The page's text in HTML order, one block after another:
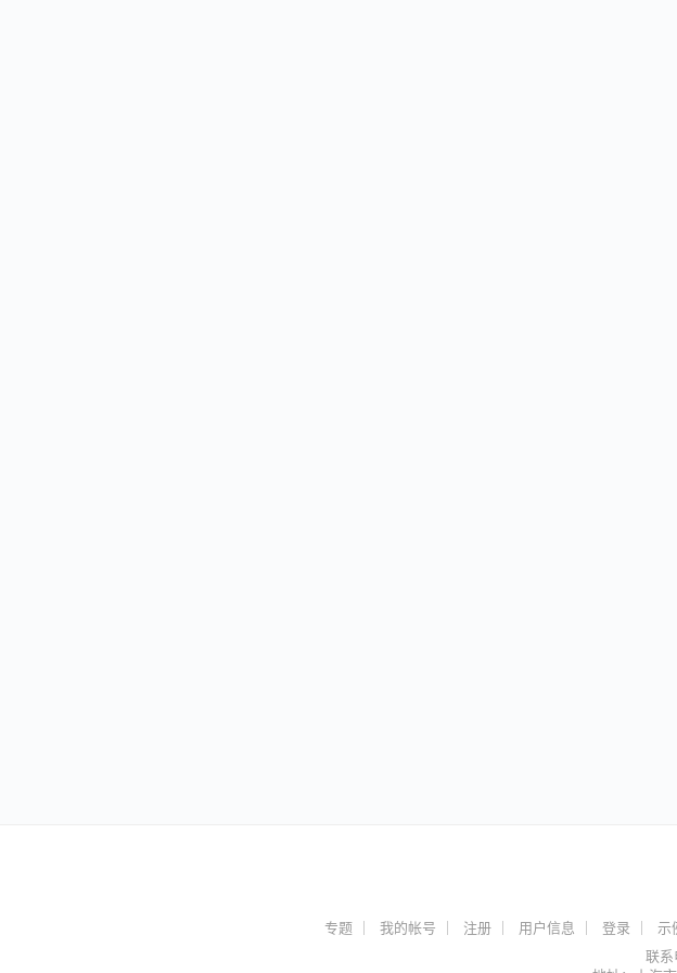
专题 我的帐号 注册 用户信息 登录 示
联